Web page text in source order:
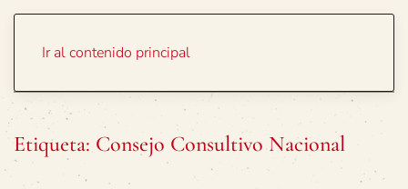
Ir al contenido principal
Etiqueta: Consejo Consultivo Nacional